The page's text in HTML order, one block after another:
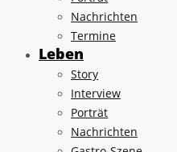
Nachrichten
Termine
Leben
Story
Interview
Porträt
Nachrichten